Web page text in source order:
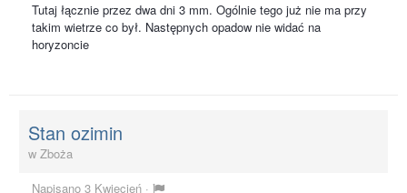
Tutaj łącznie przez dwa dni 3 mm. Ogólnie tego już nie ma przy
takim wietrze co był. Następnych opadow nie widać na
horyzoncie
Stan ozimin
w Zboża
Napisano 3 Kwiecień ·